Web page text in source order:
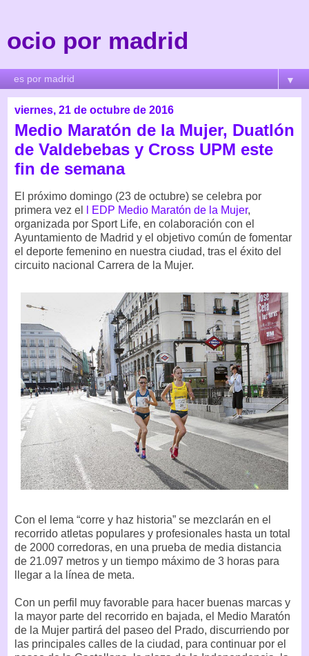
ocio por madrid
▼
viernes, 21 de octubre de 2016
Medio Maratón de la Mujer, Duatlón
de Valdebebas y Cross UPM este
fin de semana
El próximo domingo (23 de octubre) se celebra por
primera vez el
l EDP Medio Maratón de la Mujer,
organizada por Sport Life, en colaboración con el
Ayuntamiento de Madrid y el objetivo común de fomentar
el deporte femenino en nuestra ciudad, tras el éxito del
circuito nacional Carrera de la Mujer.
Con el lema “corre y haz historia” se mezclarán en el
recorrido atletas populares y profesionales hasta un total
de 2000 corredoras, en una prueba de media distancia
de 21.097 metros y un tiempo máximo de 3 horas para
llegar a la línea de meta.
Con un perfil muy favorable para hacer buenas marcas y
la mayor parte del recorrido en bajada, el Medio Maratón
de la Mujer partirá del paseo del Prado, discurriendo por
las principales calles de la ciudad, para continuar por el